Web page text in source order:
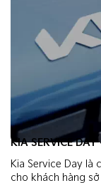
KIA SERVICE
Kia Service Day là
cho khách hàng